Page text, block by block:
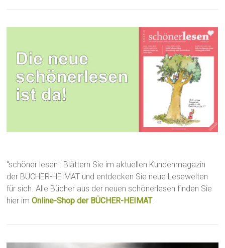
"schöner lesen": Blättern Sie im aktuellen Kundenmagazin
der BÜCHER-HEIMAT und entdecken Sie neue Lesewelten
für sich. Alle Bücher aus der neuen schönerlesen finden Sie
hier imOnline-Shop der BÜCHER-HEIMAT.